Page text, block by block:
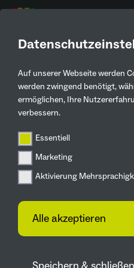
Auf unserer Webseite werden
werden zwingend benötigt,
ermöglichen, Ihre
verbessern.
Essentiell
Marketing
Aktivierung
Alle akzeptieren
Gemeinsam
Großes
Visionen in
Ideen
Die IGA 2027 sieht das
sie ist: ein Raum für
Internationale
2027 deshalb auf ein
den fünf